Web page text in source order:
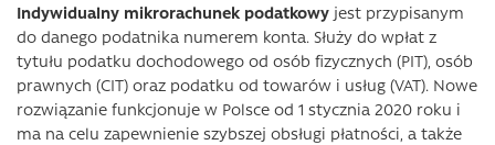
Indywidualny mikrorachunek podatkowy jest przypisanym
do danego podatnika numerem konta. Służy do wpłat z
tytułu podatku dochodowego od osób fizycznych (PIT), osób
prawnych (CIT) oraz podatku od towarów i usług (VAT). Nowe
rozwiązanie funkcjonuje w Polsce od 1 stycznia 2020 roku i
ma na celu zapewnienie szybszej obsługi płatności, a także